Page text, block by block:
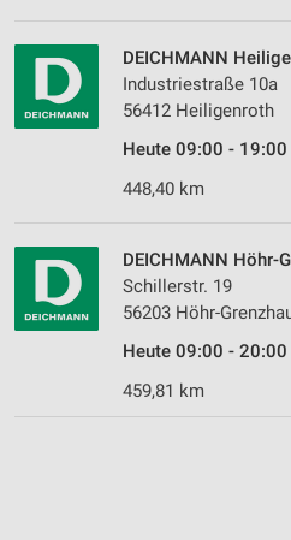
DEICHMANN
Industriestraße 10a
56412 Heiligenroth
Heute 09:00 - 19:00
448,40 km
DEICHMANN Höhr-
Schillerstr. 19
56203 Höhr-
Heute 09:00 - 20:00
459,81 km